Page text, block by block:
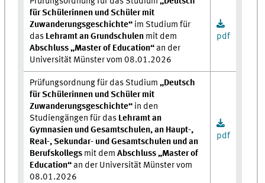
für Schülerinnen und Schüler mit
Zuwanderungsgeschichte“ im Studium für
das Lehramt an Grundschulen mit dem
Abschluss „Master of Education“ an der
Universität Münster vom 08.01.2026
pdf
Prüfungsordnung für das Studium„Deutsch
für Schülerinnen und Schüler mit
Zuwanderungsgeschichte“ in den
Studiengängen für das Lehramt an
Gymnasien und Gesamtschulen, an Haupt-,
Real-, Sekundar- und Gesamtschulen und an
Berufskollegs mit demAbschluss „Master of
Education“ an der Universität Münster vom
08.01.2026
pdf